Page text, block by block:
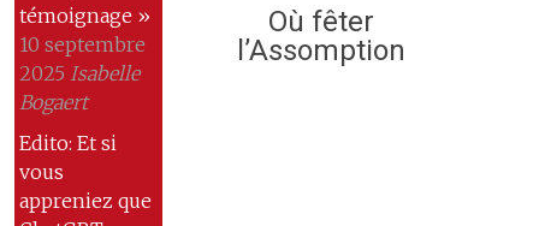
témoignage »
10 septembre
2025 Isabelle
Bogaert
Edito: Et si
vous
appreniez que
Où fêter
l’Assomption